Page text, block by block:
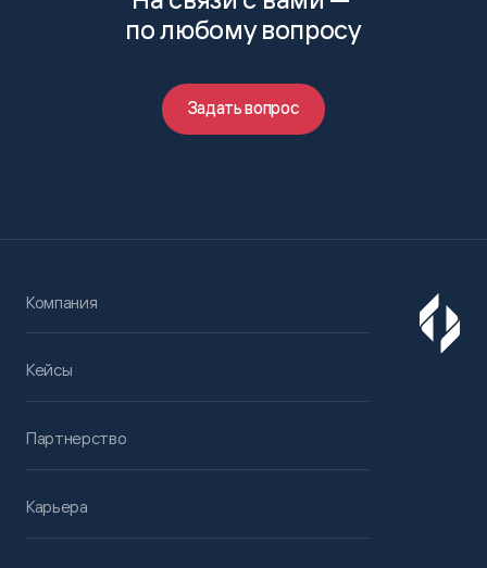
по любому вопросу
Задать вопрос
Компания
Кейсы
Партнерство
Карьера